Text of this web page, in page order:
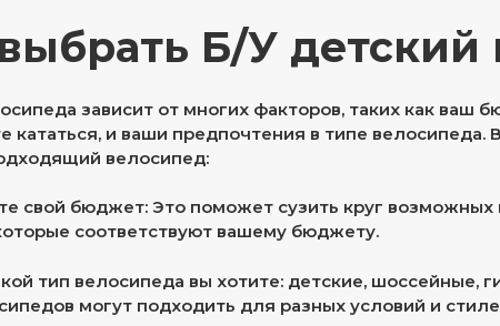
Б/У детский
зависит от многих факторов, таких как ваш
кататься, и ваши предпочтения в типе велосипеда.
велосипед:
свой бюджет: Это поможет сузить круг возможных
соответствуют вашему бюджету.
тип велосипеда вы хотите: детские, шоссейные,
могут подходить для разных условий и